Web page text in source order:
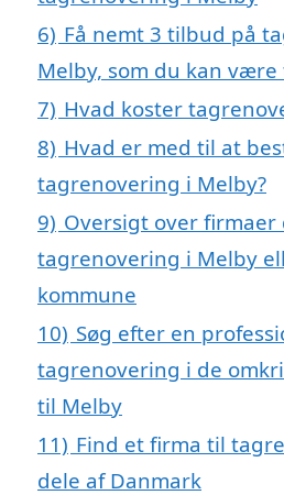
6) Få nemt 3 tilbud på
Melby, som du kan være
7) Hvad koster
8) Hvad er med til at
tagrenovering i Melby?
9) Oversigt over
tagrenovering i Melby
kommune
10) Søg efter en
tagrenovering i de
til Melby
11) Find et firma til
dele af Danmark